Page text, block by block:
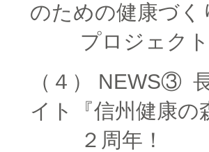
のための健康づく
プロジェク
（４） NEWS③
イト『信州健康
２周年！